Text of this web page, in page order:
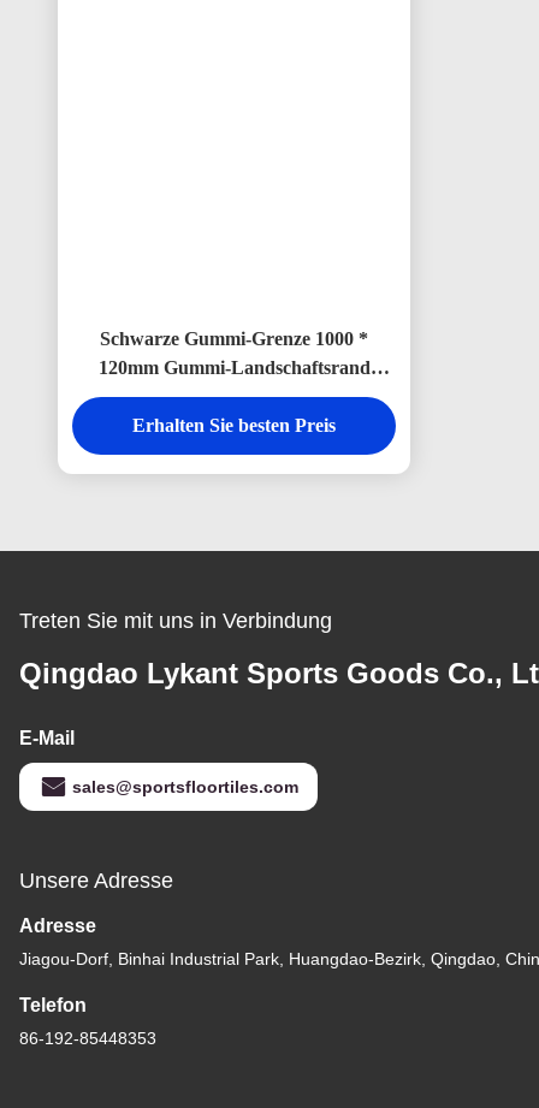
Schwarze Gummi-Grenze 1000 *
120mm Gummi-Landschaftsrand
individuell
Erhalten Sie besten Preis
Treten Sie mit uns in Verbindung
Qingdao Lykant Sports Goods Co.,
E-Mail
sales@sportsfloortiles.com
Unsere Adresse
Adresse
Jiagou-Dorf, Binhai Industrial Park, Huangdao-Bezirk, Qingdao,
Telefon
86-192-85448353